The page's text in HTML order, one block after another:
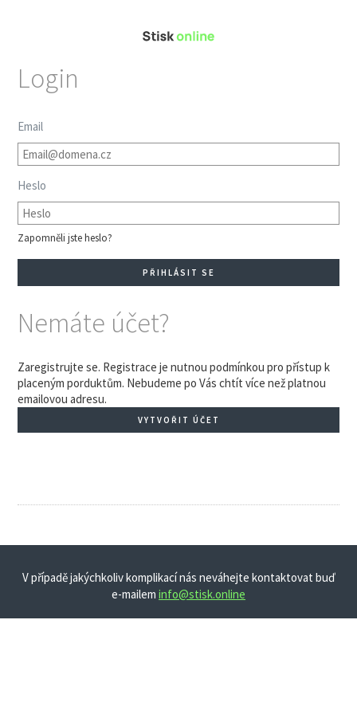
Login
Email
Heslo
Zapomněli jste heslo?
Nemáte účet?
Zaregistrujte se. Registrace je nutnou podmínkou pro přístup k
placeným porduktům. Nebudeme po Vás chtít více než platnou
emailovou adresu.
VYTVOŘIT ÚČET
V případě jakýchkoliv komplikací nás neváhejte kontaktovat buď
e-mailem info@stisk.online